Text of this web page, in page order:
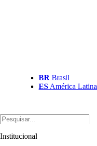
BR Brasil
ES América Latina
Institucional